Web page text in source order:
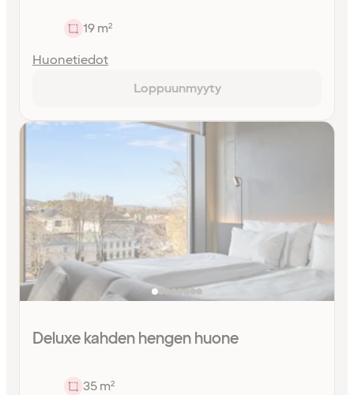
19 m²
Huonetiedot
Loppuunmyyty
Deluxe kahden hengen huone
35 m²